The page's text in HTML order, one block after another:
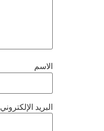
الاسم
البريد الإلكتروني